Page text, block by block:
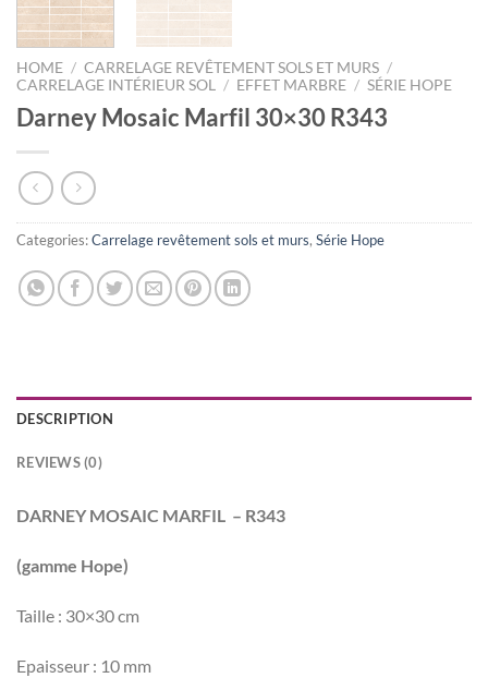
HOME / CARRELAGE REVÊTEMENT SOLS ET MURS /
CARRELAGE INTÉRIEUR SOL
/ EFFET MARBRE / SÉRIE HOPE
Darney Mosaic Marfil 30×30 R343
Categories:Carrelage revêtement sols et murs, Série Hope
DESCRIPTION
REVIEWS (0)
DARNEY MOSAIC MARFIL – R343
(gamme Hope)
Taille : 30×30 cm
Epaisseur : 10 mm